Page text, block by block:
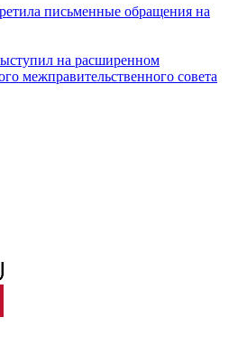
письменные обращения на
на расширенном
межправительственного совета